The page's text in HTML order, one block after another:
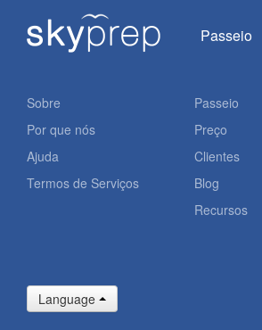
Passeio
Sobre
Por que nós
Ajuda
Termos de Serviços
Passeio
Preço
Clientes
Blog
Recursos
Language